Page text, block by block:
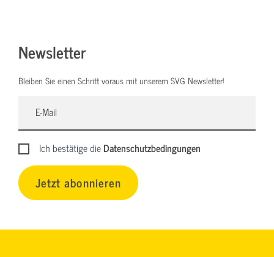
Newsletter
Bleiben Sie einen Schritt voraus mit unserem SVG Newsletter!
Ich bestätige dieDatenschutzbedingungen
Jetzt abonnieren